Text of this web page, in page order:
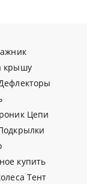
крышу
Цепи
купить
Тент